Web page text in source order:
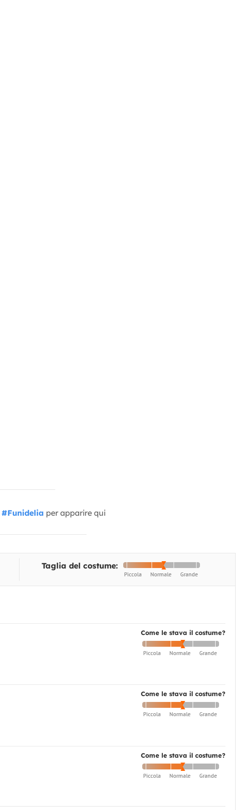
#Funidelia per apparire qui
Taglia del costume:
Come le stava il costume?
Come le stava il costume?
Come le stava il costume?